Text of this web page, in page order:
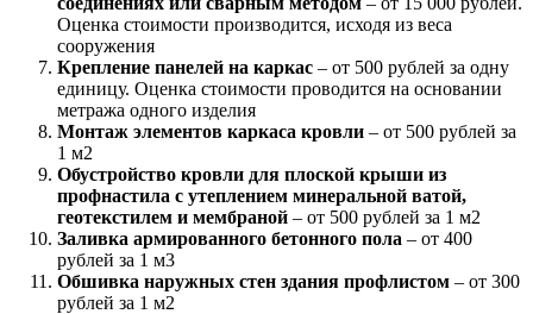
Оценка стоимости производится, исходя из веса
сооружения
Крепление панелей на каркас – от 500 рублей за одну
единицу. Оценка стоимости проводится на основании
метража одного изделия
Монтаж элементов каркаса кровли – от 500 рублей за
1 м2
Обустройство кровли для плоской крыши из
профнастила с утеплением минеральной ватой,
геотекстилем и мембраной – от 500 рублей за 1 м2
Заливка армированного бетонного пола – от 400
рублей за 1 м3
Обшивка наружных стен здания профлистом – от 300
рублей за 1 м2